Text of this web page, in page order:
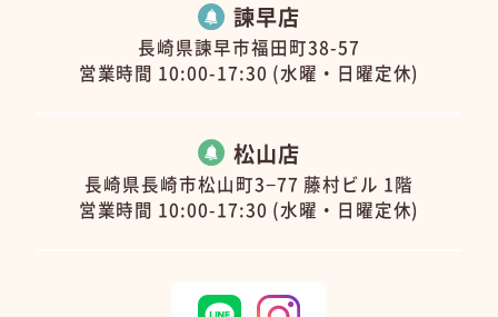
諫早店
長崎県諫早市福田町38-57
営業時間 10:00-17:30 (水曜・日曜定休)
松山店
長崎県長崎市松山町3−77 藤村ビル 1階
営業時間 10:00-17:30 (水曜・日曜定休)